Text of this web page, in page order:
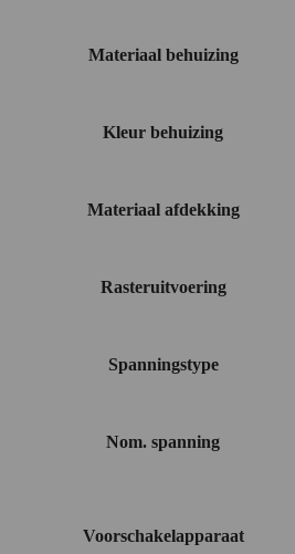
Materiaal behuizing
Kleur behuizing
Materiaal afdekking
Rasteruitvoering
Spanningstype
Nom. spanning
Voorschakelapparaat